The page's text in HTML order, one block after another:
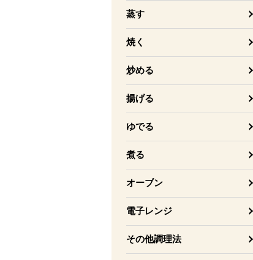
蒸す
焼く
炒める
揚げる
ゆでる
煮る
オーブン
電子レンジ
その他調理法